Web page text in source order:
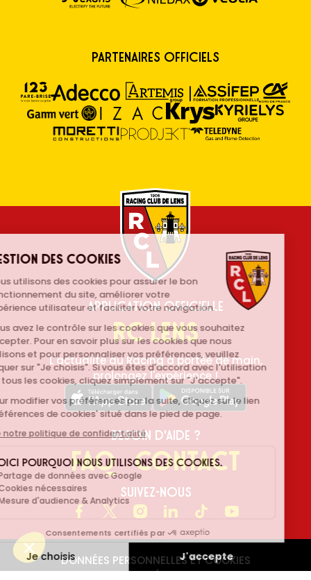
Partenaires Officiels
Application Officielle
RC Lens
L'actualité du Racing à portée de main,
prolongez l'expérience !
Besoin d'aide ?
FAQ Contact
Suivez-nous
Facebook
X InstagramLinkedInTikTokYoutube
DONNÉES PERSONNELLES ET COOKIES
MENTIONS LÉGALESCGV